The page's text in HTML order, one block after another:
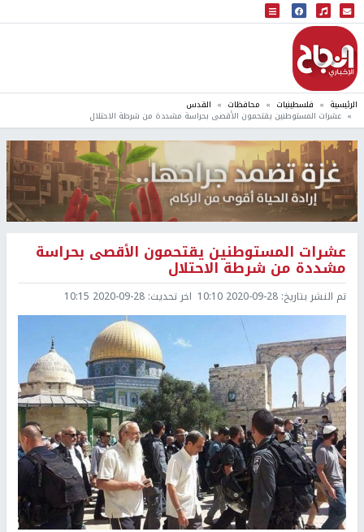
البث المباشر
إذاعة النجاح
الرئيسية فلسطينيات محافظات القدس
عشرات المستوطنين يقتحمون الأقصى بحراسة مشددة من شرطة الاحتلال
عشرات المستوطنين يقتحمون الأقصى بحراسة
مشددة من شرطة الاحتلال
تم النشر بتاريخ: 2020-09-28 10:10 اخر تحديث: 2020-09-28 10:15